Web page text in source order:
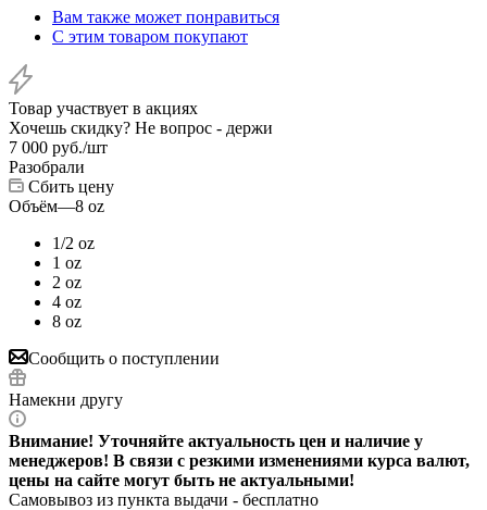
Вам также может понравиться
С этим товаром покупают
Товар участвует в акциях
Хочешь скидку? Не вопрос - держи
7 000 руб./шт
Разобрали
Сбить цену
Объём—8 oz
1/2 oz
1 oz
2 oz
4 oz
8 oz
Сообщить о поступлении
Намекни другу
Внимание! Уточняйте актуальность цен и наличие у
менеджеров! В связи с резкими изменениями курса валют,
цены на сайте могут быть не актуальными!
Самовывоз из пункта выдачи - бесплатно